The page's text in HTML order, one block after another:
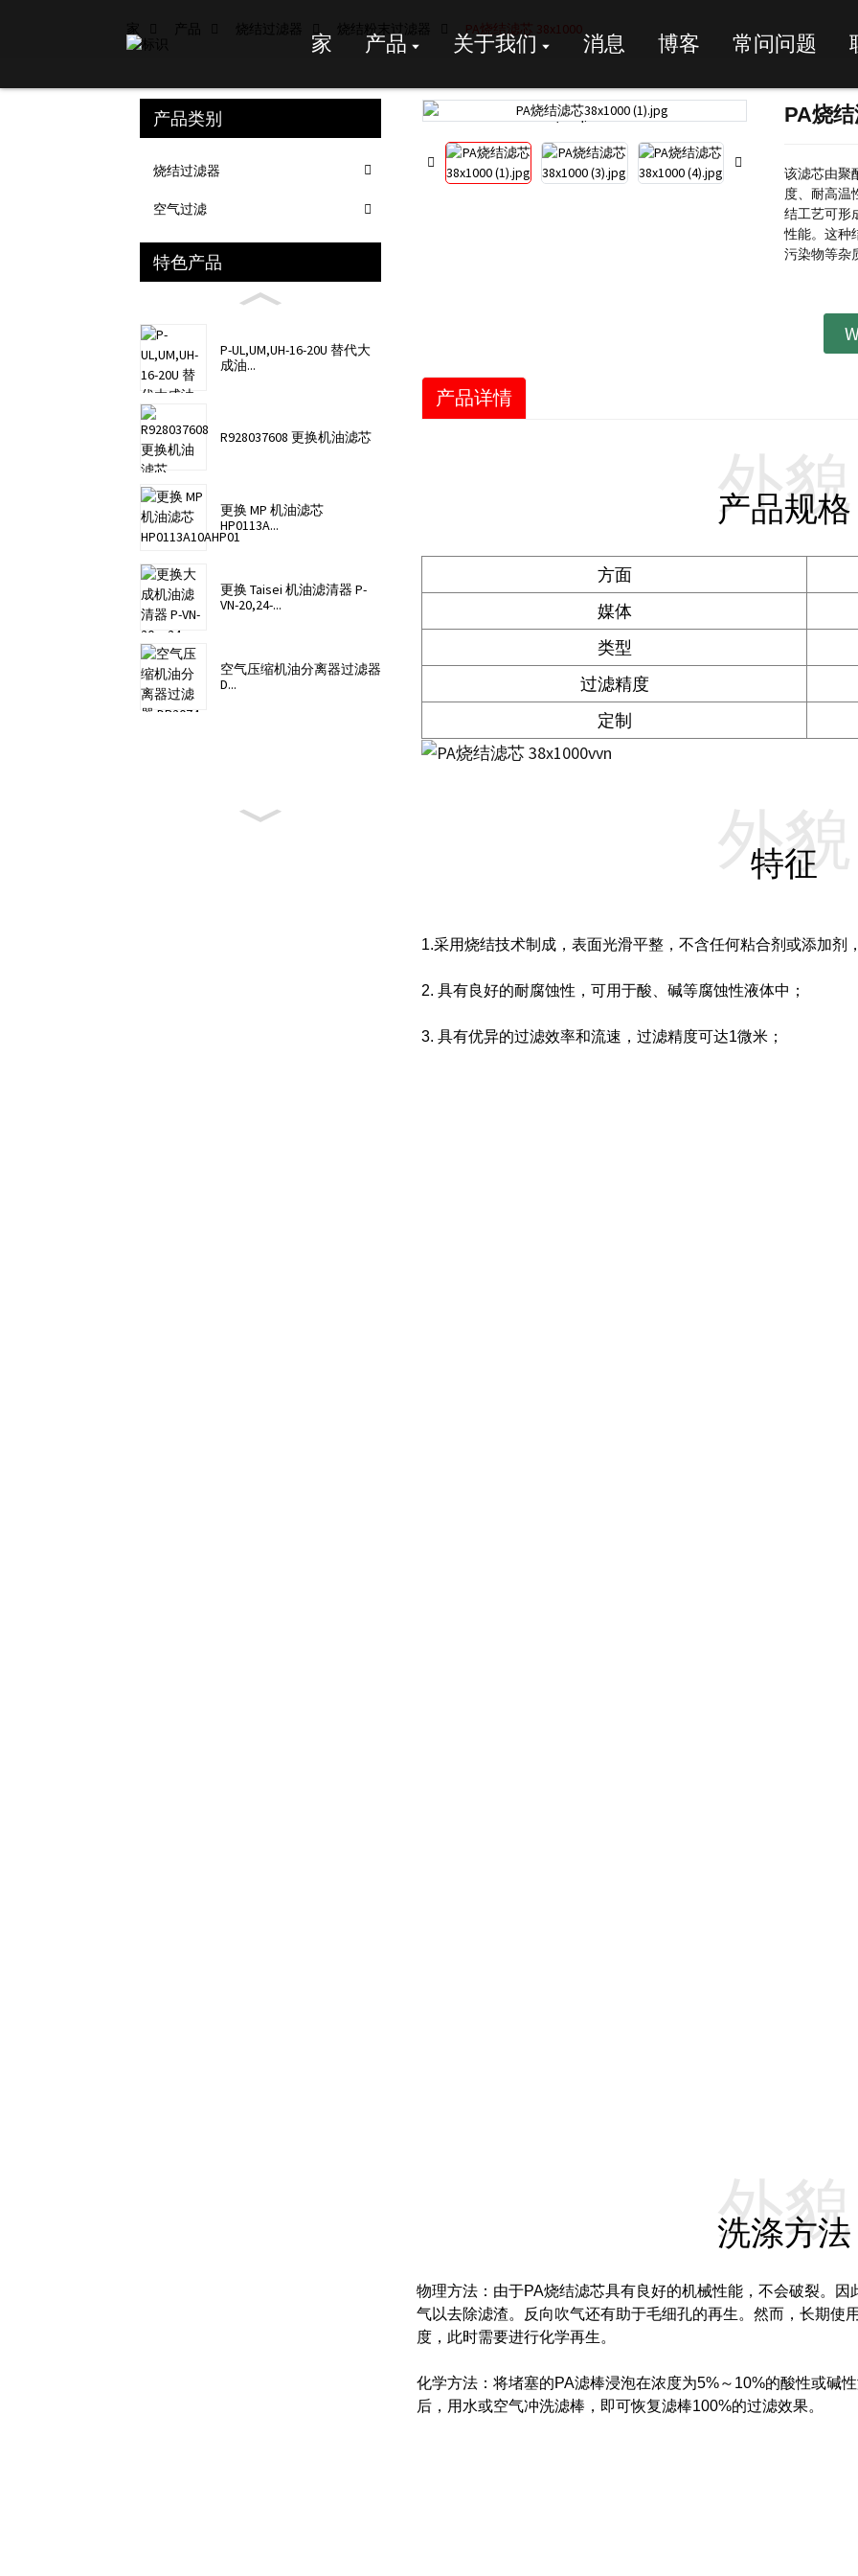
家 产品 关于我们 消息 博客 常问问题
家 产品 烧结过滤器 烧结粉末过滤器 PA烧结滤芯 38x1000
产品类别
烧结过滤器
空气过滤
特色产品
P-UL,UM,UH-16-20U 替代大
成油...
R928037608 更换机油滤芯
更换 MP 机油滤芯
HP0113A...
更换 Taisei 机油滤清器 P-
VN-20,24-...
空气压缩机油分离器过滤器
D...
Loading...
Loading... Loading...
Loading... PA烧
该滤芯由聚
度、耐高温
结工艺可形
性能。 这种
污染物等杂
产品详情
产品规格
外貌
方面
媒体
类型
过滤精度
定制
特征
外貌
1.采用烧结技术制成，表面光滑平整，不含任何粘合剂或添加剂
2. 具有良好的耐腐蚀性，可用于酸、碱等腐蚀性液体中；
3. 具有优异的过滤效率和流速，过滤精度可达1微米；
洗涤方法
外貌
物理方法：由于PA烧结滤芯具有良好的机械性能，不会破裂。因
气以去除滤渣。反向吹气还有助于毛细孔的再生。然而，长期使
度，此时需要进行化学再生。
化学方法：将堵塞的PA滤棒浸泡在浓度为5%～10%的酸性或碱
后，用水或空气冲洗滤棒，即可恢复滤棒100%的过滤效果。